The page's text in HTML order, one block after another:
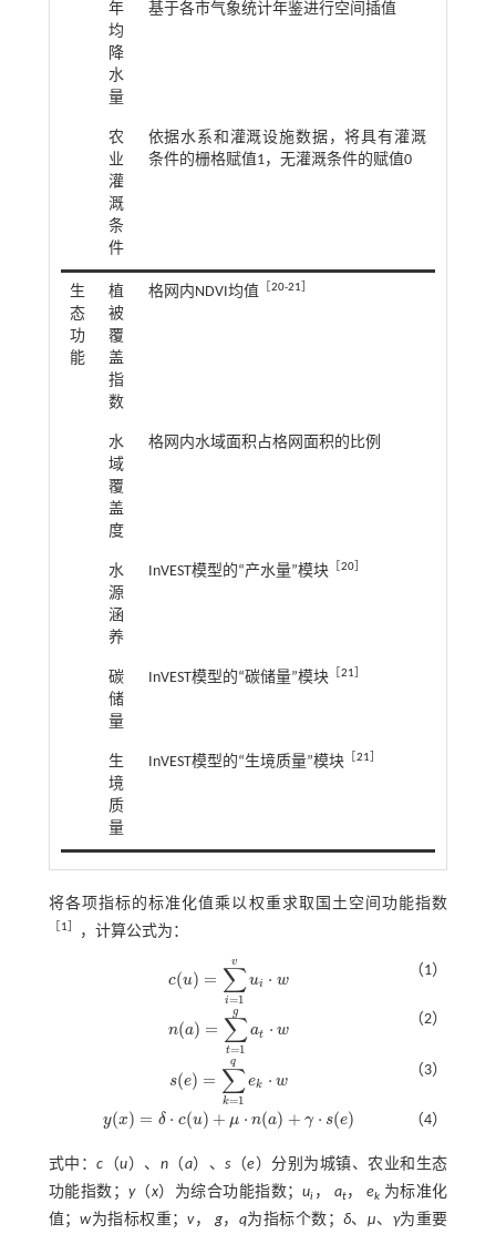
年
均
降
水
量
基于各市气象统计年鉴进行空间插值
农
业
灌
溉
条
件
依据水系和灌溉设施数据，将具有灌溉
条件的栅格赋值1，无灌溉条件的赋值0
生
态
功
能
植
被
覆
盖
指
数
格网内NDVI均值 20-21
水
域
覆
盖
度
格网内水域面积占格网面积的比例
水
源
涵
养
InVEST模型的“产水量”模块 20］
碳
储
量
InVEST模型的“碳储量”模块 21
生
境
质
量
InVEST模型的“生境质量”模块 21
将各项指标的标准化值乘以权重求取国土空间功能指数
1 ，计算公式为：
c(u) = ∑
i=1
v
ui ⋅ w
c(u)= ∑i= 1vu i⋅w
（1）
n(a) = ∑
t=1
g
at ⋅ w
n(a)= ∑t= 1g at⋅w
（2）
s(e) = ∑
k=1
q
ek ⋅ w
s(e)= ∑k= 1q ek⋅w
（3）
y(x) = δ ⋅ c(u) + μ ⋅ n(a) + γ ⋅ s(e)
y(x)=δ ⋅c( u) + μ⋅n(a +γ ⋅s( e ) （4）
式中：c （u）、 n（a）、s （e）分别为城镇、农业和生态
功能指数； y（x）为综合功能指数；ui ， at，ek 为标准化
值；w为指标权重；v， g， q为指标个数； δ、 μ、 γ为重要